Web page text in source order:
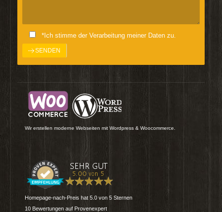
*Ich stimme der Verarbeitung meiner Daten zu.
Wir erstellen moderne Webseiten mit Wordpress & Woocommerce.
Homepage-nach-Preis hat 5.0 von 5 Sternen
10 Bewertungen auf Provenexpert